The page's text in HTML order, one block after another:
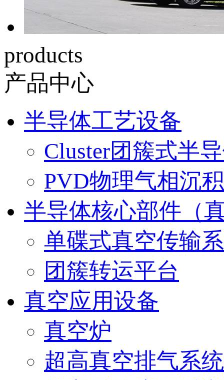
products
产品中心
半导体工艺设备
Cluster团簇式半
PVD物理气相沉
半导体核心部件（
单碟式真空传输
团簇转运平台
真空应用设备
真空炉
超高真空排气系统